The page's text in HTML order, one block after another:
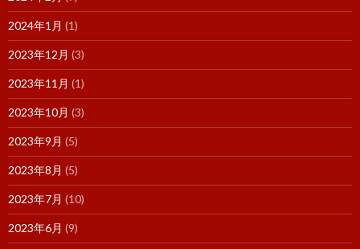
2024年1月 (1)
2023年12月 (3)
2023年11月 (1)
2023年10月 (3)
2023年9月 (5)
2023年8月 (5)
2023年7月 (10)
2023年6月 (9)